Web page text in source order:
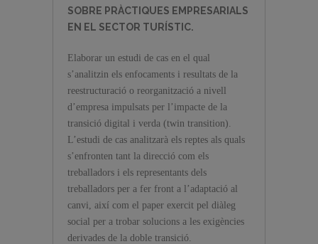
SOBRE PRÀCTIQUES EMPRESARIALS
EN EL SECTOR TURÍSTIC.
Elaborar un estudi de cas en el qual
s’analitzin els enfocaments i resultats de la
reestructuració o reorganització a nivell
d’empresa impulsats per l’impacte de la
transició digital i verda (twin transition).
L’estudi de cas analitzarà els reptes als quals
s’enfronten tant la direcció com els
treballadors i els representants dels
treballadors per a fer front a l’adaptació al
canvi, així com el paper exercit pel diàleg
social per a trobar solucions a les exigències
derivades de la doble transició.